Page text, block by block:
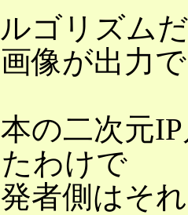
ゴリズム
像が出力
の二次元
わけで
者側はそ